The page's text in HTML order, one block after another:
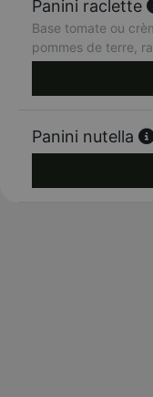
Panini raclette
Base tomate ou
pommes de terre,
Panini nutella